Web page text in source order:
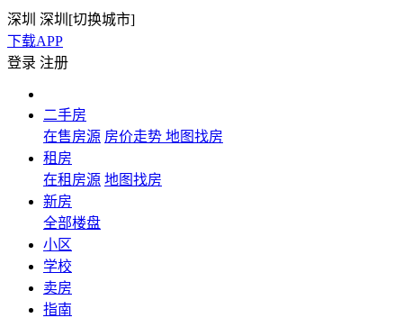
深圳 深圳[切换城市]
下载APP
登录 注册
二手房
在售房源 房价走势 地图找房
租房
在租房源 地图找房
新房
全部楼盘
小区
学校
卖房
指南